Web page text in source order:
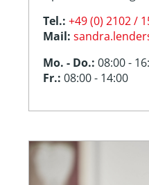
Tel.: +49 (0) 2102 /
Mail:
Mo. - Do.: 08:00 -
Fr.: 08:00 - 14:00